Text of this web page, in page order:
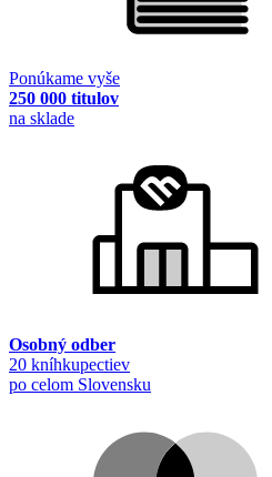
Ponúkame vyše
250 000 titulov
na sklade
Osobný odber
20 kníhkupectiev
po celom Slovensku